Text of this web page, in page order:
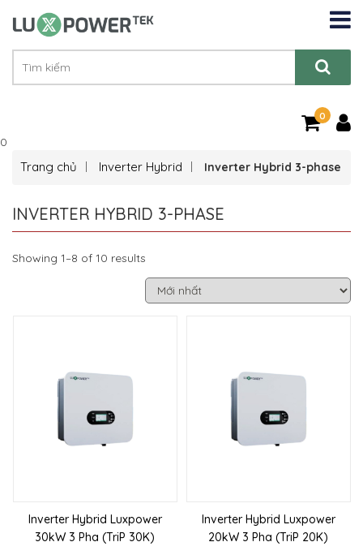
0
0
Trang chủ Inverter Hybrid Inverter Hybrid 3-phase
INVERTER HYBRID 3-PHASE
Showing 1–8 of 10 results
Inverter Hybrid Luxpower
30kW 3 Pha (TriP 30K)
Inverter Hybrid Luxpower
20kW 3 Pha (TriP 20K)